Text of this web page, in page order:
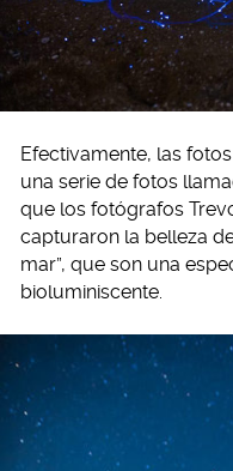
Efectivamente, las
una serie de fotos
que los fotógrafos
capturaron la belleza
mar”, que son una
bioluminiscente.